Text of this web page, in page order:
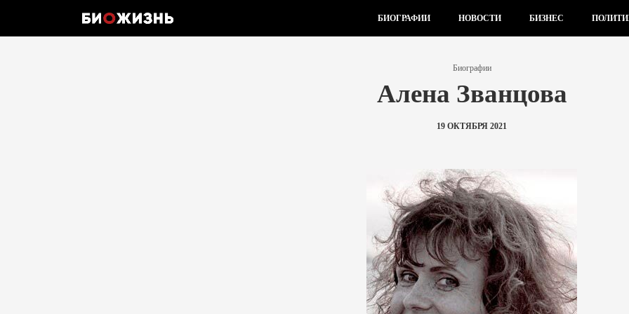
БИОГРАФИИ НОВОСТИ БИЗНЕС
Биографии
Алена Званцова
19 ОКТЯБРЯ 2021